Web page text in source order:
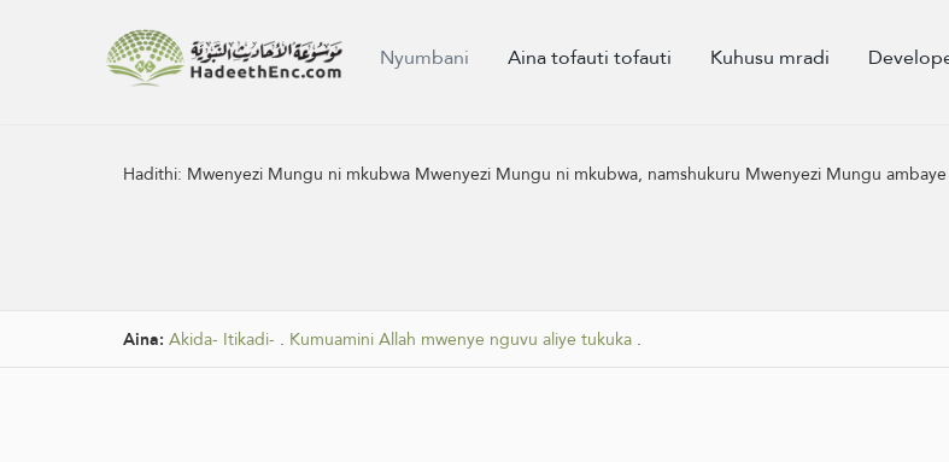
Nyumbani Aina tofauti tofauti Kuhusu mradi
Hadithi: Mwenyezi Mungu ni mkubwa Mwenyezi Mungu ni mkubwa, namshukuru Mwenyezi Mungu
Aina: Akida- Itikadi- . Kumuamini Allah mwenye nguvu aliye tukuka .